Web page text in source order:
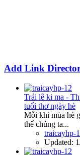
Add Link
Trái lê ki ma -
tuổi thơ ngày hè
Mỗi khi mùa hè
thể chúng ta...
traicayhp-
Updated: